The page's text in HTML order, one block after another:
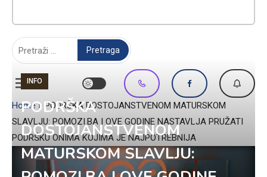
Home» PODRŠKA DOSTOJANSTVENOM MATURSKOM
SLAVLJU: POMOZI.BA I OVE GODINE NASTAVLJA PRUŽATI
PODRŠKU ONIMA KOJIMA JE NAJPOTREBNIJA
INFO
PODRŠKA
DOSTOJANSTVENOM
MATURSKOM SLAVLJU: